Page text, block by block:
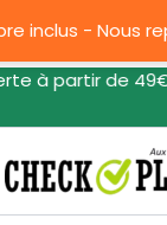
inclus - Nous
à partir de 49€